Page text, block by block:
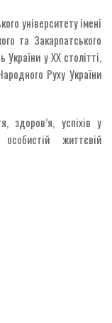
університету імені
та Закарпатського
у ХХ столітті,
Руху України
успіхів у
особистій життєвій